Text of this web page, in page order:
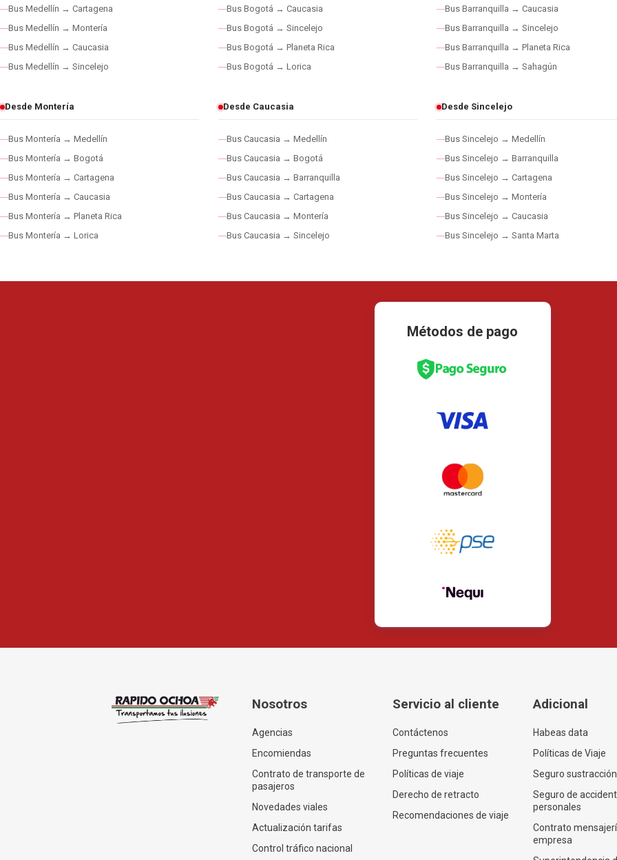
Bus Medellín → Cartagena
Bus Medellín → Montería
Bus Medellín → Caucasia
Bus Medellín → Sincelejo
Bus Bogotá → Caucasia
Bus Bogotá → Sincelejo
Bus Bogotá → Planeta Rica
Bus Bogotá → Lorica
Bus Barranquilla → Caucasia
Bus Barranquilla → Sincelejo
Bus Barranquilla → Planeta Rica
Bus Barranquilla → Sahagún
Desde Montería
Bus Montería → Medellín
Bus Montería → Bogotá
Bus Montería → Cartagena
Bus Montería → Caucasia
Bus Montería → Planeta Rica
Bus Montería → Lorica
Desde Caucasia
Bus Caucasia → Medellín
Bus Caucasia → Bogotá
Bus Caucasia → Barranquilla
Bus Caucasia → Cartagena
Bus Caucasia → Montería
Bus Caucasia → Sincelejo
Desde Sincelejo
Bus Sincelejo → Medellín
Bus Sincelejo → Barranquilla
Bus Sincelejo → Cartagena
Bus Sincelejo → Montería
Bus Sincelejo → Caucasia
Bus Sincelejo → Santa Marta
Métodos de pago
Nosotros
Agencias
Encomiendas
Contrato de transporte de
pasajeros
Novedades viales
Actualización tarifas
Control tráfico nacional
Servicio al cliente
Contáctenos
Preguntas frecuentes
Políticas de viaje
Derecho de retracto
Recomendaciones de viaje
Adicional
Habeas data
Políticas de Viaje
Seguro sustracción
Seguro de
personales
Contrato
empresa